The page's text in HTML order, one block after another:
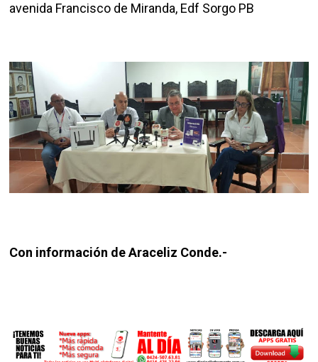
avenida Francisco de Miranda, Edf Sorgo PB
Con información de Araceliz Conde.-